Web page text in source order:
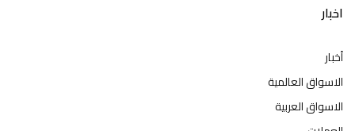
اخبار
أخبار
الاسواق العالمية
الاسواق العربية